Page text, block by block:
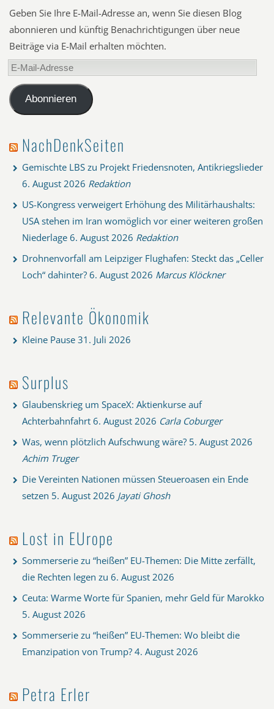
Geben Sie Ihre E-Mail-Adresse an, wenn Sie diesen Blog
abonnieren und künftig Benachrichtigungen über neue
Beiträge via E-Mail erhalten möchten.
E-
Mail-
AdresseAbonnieren
NachDenkSeiten
Gemischte LBS zu Projekt Friedensnoten, Antikriegslieder
6. August 2026 Redaktion
US-Kongress verweigert Erhöhung des Militärhaushalts:
USA stehen im Iran womöglich vor einer weiteren großen
Niederlage 6. August 2026 Redaktion
Drohnenvorfall am Leipziger Flughafen: Steckt das „Celler
Loch“ dahinter? 6. August 2026 Marcus Klöckner
Relevante Ökonomik
Kleine Pause 31. Juli 2026
Surplus
Glaubenskrieg um SpaceX: Aktienkurse auf
Achterbahnfahrt 6. August 2026 Carla Coburger
Was, wenn plötzlich Aufschwung wäre? 5. August 2026
Achim Truger
Die Vereinten Nationen müssen Steueroasen ein Ende
setzen 5. August 2026 Jayati Ghosh
Lost in EUrope
Sommerserie zu “heißen” EU-Themen: Die Mitte zerfällt,
die Rechten legen zu 6. August 2026
Ceuta: Warme Worte für Spanien, mehr Geld für Marokko
5. August 2026
Sommerserie zu “heißen” EU-Themen: Wo bleibt die
Emanzipation von Trump? 4. August 2026
Petra Erler